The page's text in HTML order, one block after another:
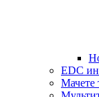
EDC
Мачете